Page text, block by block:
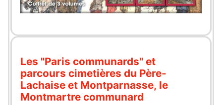
Les "Paris communards" et
parcours cimetières du Père-
Lachaise et Montparnasse, le
Montmartre communard